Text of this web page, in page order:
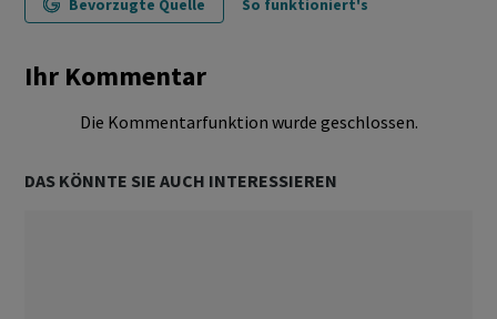
Bevorzugte Quelle So funktioniert's
Ihr Kommentar
Die Kommentarfunktion wurde geschlossen.
DAS KÖNNTE SIE AUCH INTERESSIEREN